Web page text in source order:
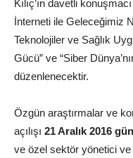
Kılıç’ın davetli
İnterneti ile Geleceğimiz
Teknolojiler ve Sağlık
Gücü” ve “Siber
düzenlenecektir.
Özgün araştırmalar ve
açılışı 21 Aralık 2016
ve özel sektör yönetici ve